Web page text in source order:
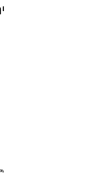
שנמכר באלפי